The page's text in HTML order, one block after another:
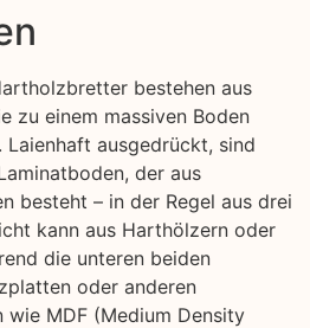
bestehen aus
zu einem massiven Boden
Laienhaft ausgedrückt, sind
der aus
besteht – in der Regel aus drei
kann aus Harthölzern oder
die unteren beiden
oder anderen
MDF (Medium Density